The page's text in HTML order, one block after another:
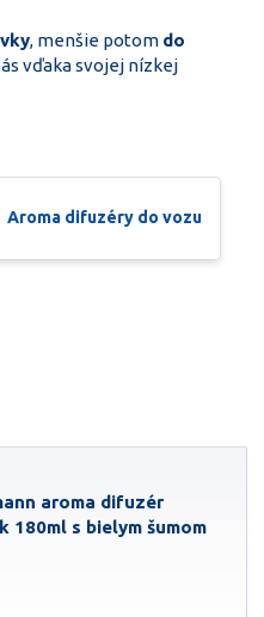
, menšie potom do
vďaka svojej nízkej
Aroma difuzéry do vozu
aroma difuzér
180ml s bielym šumom